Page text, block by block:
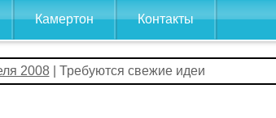
Камертон Контакты
2008| Требуются свежие идеи